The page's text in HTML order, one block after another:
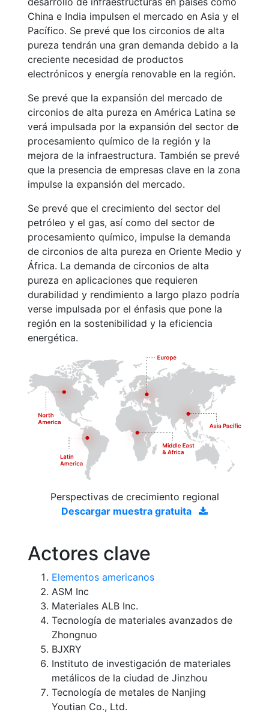
China e India impulsen el mercado en Asia y el
Pacífico. Se prevé que los circonios de alta
pureza tendrán una gran demanda debido a la
creciente necesidad de productos
electrónicos y energía renovable en la región.
Se prevé que la expansión del mercado de
circonios de alta pureza en América Latina se
verá impulsada por la expansión del sector de
procesamiento químico de la región y la
mejora de la infraestructura. También se prevé
que la presencia de empresas clave en la zona
impulse la expansión del mercado.
Se prevé que el crecimiento del sector del
petróleo y el gas, así como del sector de
procesamiento químico, impulse la demanda
de circonios de alta pureza en Oriente Medio y
África. La demanda de circonios de alta
pureza en aplicaciones que requieren
durabilidad y rendimiento a largo plazo podría
verse impulsada por el énfasis que pone la
región en la sostenibilidad y la eficiencia
energética.
Perspectivas de crecimiento regional
Descargar muestra gratuita
Actores clave
Elementos americanos
ASM Inc
Materiales ALB Inc.
Tecnología de materiales avanzados de
Zhongnuo
BJXRY
Instituto de investigación de materiales
metálicos de la ciudad de Jinzhou
Tecnología de metales de Nanjing
Youtian Co., Ltd.